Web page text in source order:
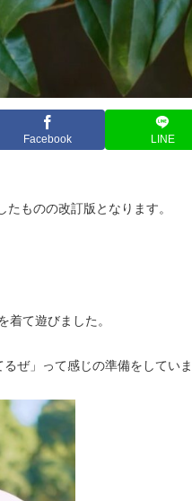
Facebook LINE
ものの改訂版となります。
着て遊びました。
ぜ」って感じの準備をしてい